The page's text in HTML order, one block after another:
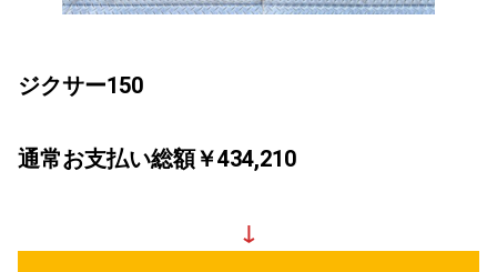
ジクサー150
通常お支払い総額￥434,210
↓